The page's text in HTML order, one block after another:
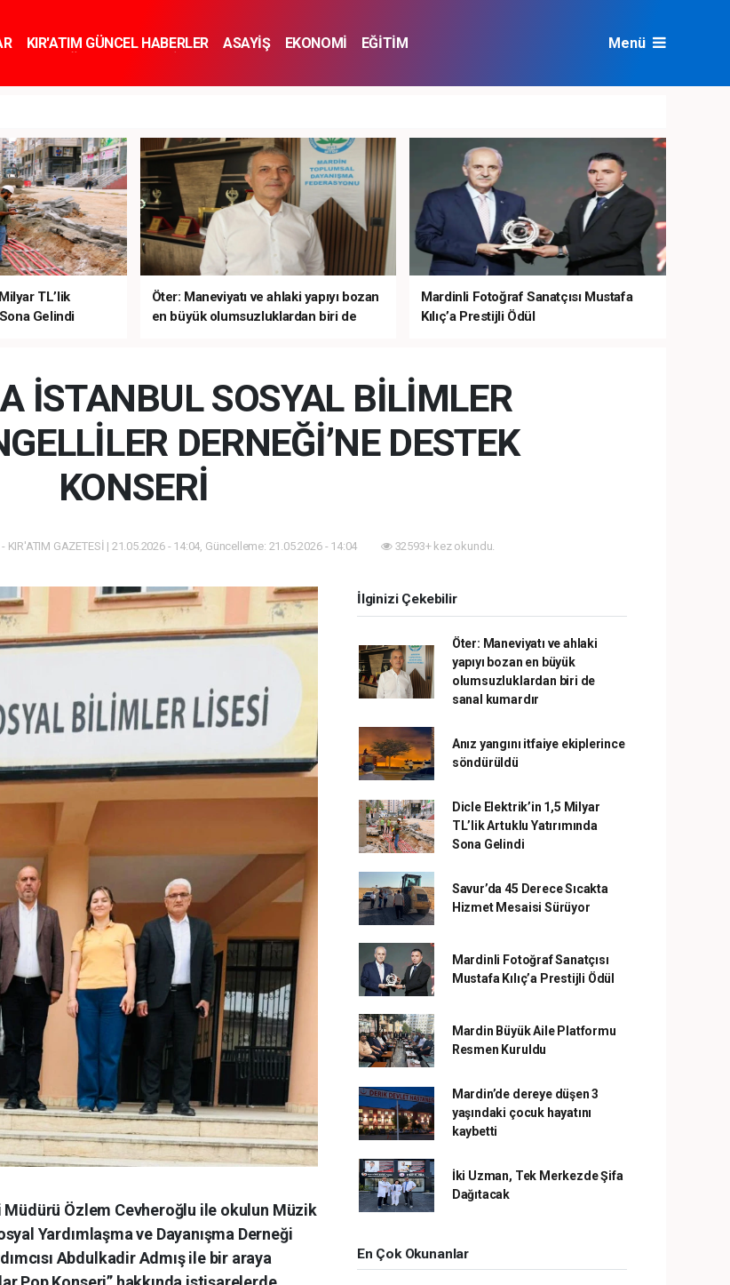
KIR'ATIM GÜNCEL HABERLER ASAYİŞ EKONOMİ
EĞİTİM
Menü
TL’lik
Gelindi
Öter: Maneviyatı ve ahlaki yapıyı bozan
en büyük olumsuzluklardan biri de
Mardinli Fotoğraf Sanatçısı Mustafa
Kılıç’a Prestijli Ödül
İSTANBUL SOSYAL BİLİMLER
DERNEĞİ’NE DESTEK
KONSERİ
KIR'ATIM GAZETESİ | 21.05.2026 - 14:04, Güncelleme: 21.05.2026 - 14:04 32593+ kez okundu.
Özlem Cevheroğlu ile okulun Müzik
Yardımlaşma ve Dayanışma Derneği
Abdulkadir Admış ile bir araya
İlginizi Çekebilir
Öter: Maneviyatı ve ahlaki
yapıyı bozan en büyük
olumsuzluklardan biri de
sanal kumardır
Anız yangını itfaiye ekiplerince
söndürüldü
Dicle Elektrik’in 1,5 Milyar
TL’lik Artuklu Yatırımında
Sona Gelindi
Savur’da 45 Derece Sıcakta
Hizmet Mesaisi Sürüyor
Mardinli Fotoğraf Sanatçısı
Mustafa Kılıç’a Prestijli Ödül
Mardin Büyük Aile Platformu
Resmen Kuruldu
Mardin’de dereye düşen 3
yaşındaki çocuk hayatını
kaybetti
İki Uzman, Tek Merkezde Şifa
Dağıtacak
En Çok Okunanlar